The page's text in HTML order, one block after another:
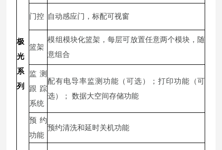
极
光
系
列
门控 自动感应门，标配可视窗
篮架
模组模块化篮架，每层可放置任意两个模块，随
意组合
监测
跟踪
系统
配有电导率监测功能（可选）；打印功能（可
选）； 数据大空间存储功能
预约
功能
预约清洗和延时关机功能